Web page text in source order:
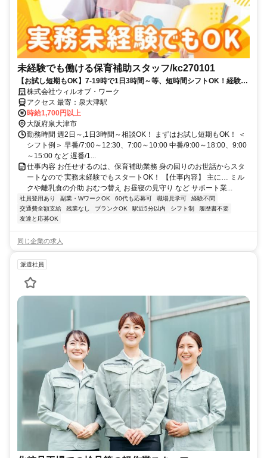
未経験でも働ける保育補助スタッフ/kc270101
【お試し短期もOK】7-19時で1日3時間～等、短時間シフトOK！経験な
くても高時給でスタート可能！
株式会社ウィルオブ・ワーク
アクセス 最寄：泉大津駅
時給1,700円以上
大阪府泉大津市
勤務時間 週2日～,1日3時間～相談OK！ まずはお試し短期もOK！ ＜
シフト例＞ 早番/7:00～12:30、7:00～10:00 中番/9:00～18:00、9:00
～15:00 など 遅番/1...
仕事内容 お任せするのは、保育補助業務 身の回りのお世話からスタ
ートなので 実務未経験でもスタートOK！ 【仕事内容】 主に… ミル
クや離乳食の介助 おむつ替え お昼寝の見守り など サポート業...
社員登用あり 副業・WワークOK 60代も応募可 職場見学可
経験不問
交通費全額支給
残業なし ブランクOK 駅近5分以内 シフト制
履歴書不要
友達と応募OK
同じ企業の求人
派遣社員